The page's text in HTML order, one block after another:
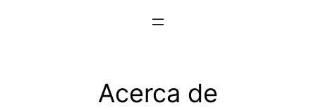
Acerca de